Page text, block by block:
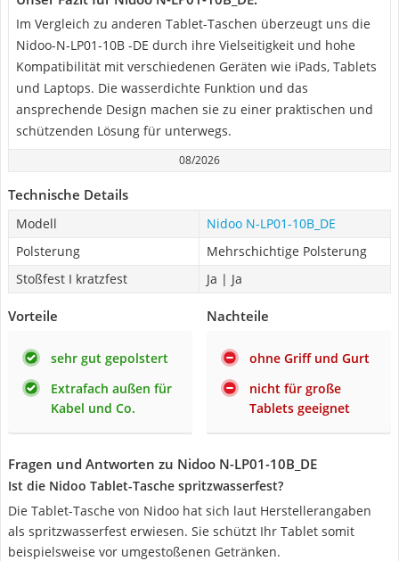
Im Vergleich zu anderen Tablet-Taschen überzeugt uns die
Nidoo-N-LP01-10B -DE durch ihre Vielseitigkeit und hohe
Kompatibilität mit verschiedenen Geräten wie iPads, Tablets
und Laptops. Die wasserdichte Funktion und das
ansprechende Design machen sie zu einer praktischen und
schützenden Lösung für unterwegs.
08/2026
Technische Details
Modell
Nidoo N-LP01-10B_DE
Polsterung
Mehrschichtige Polsterung
Stoßfest I kratzfest
Ja | Ja
Vorteile
sehr gut gepolstert
Extrafach außen für
Kabel und Co.
Nachteile
ohne Griff und Gurt
nicht für große
Tablets geeignet
Fragen und Antworten zu Nidoo N-LP01-10B_DE
Ist die Nidoo Tablet-Tasche spritzwasserfest?
Die Tablet-Tasche von Nidoo hat sich laut Herstellerangaben
als spritzwasserfest erwiesen. Sie schützt Ihr Tablet somit
beispielsweise vor umgestoßenen Getränken.